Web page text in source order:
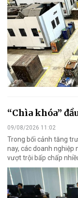
“Chìa khóa”
09/08/2026 11:02
Trong bối cảnh tăng
nay, các doanh nghiệp
vượt trội bấp chấp